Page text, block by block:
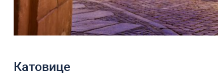
Катовице